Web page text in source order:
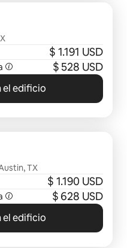
$ 1.191 USD
$ 528 USD
edificio
TX
$ 1.190 USD
$ 628 USD
edificio